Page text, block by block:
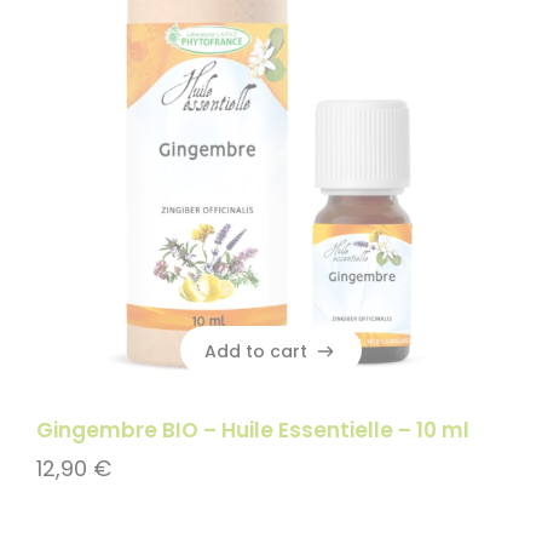
Add to cart
Gingembre BIO – Huile Essentielle – 10 ml
12,90 €